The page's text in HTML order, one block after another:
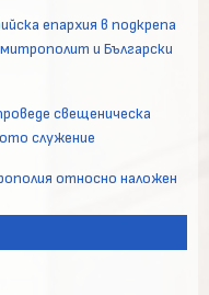
епархия в подкрепа
и Български
свещеническа
служение
относно наложен